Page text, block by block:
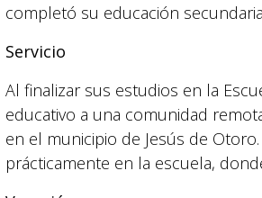
completó su educación
Servicio
Al finalizar sus estudios en la
educativo a una comunidad
en el municipio de Jesús de
prácticamente en la escuela,